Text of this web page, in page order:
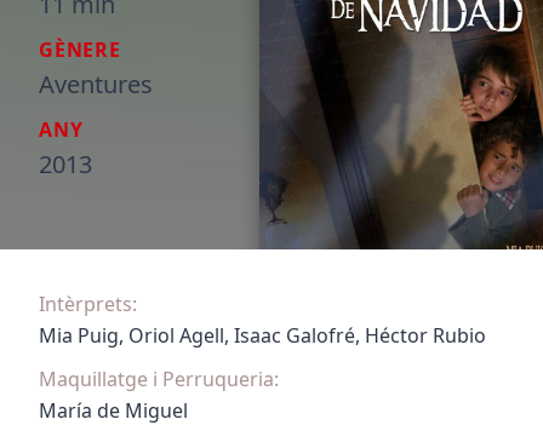
GÈNERE
Aventures
ANY
2013
Intèrprets:
Mia Puig, Oriol Agell, Isaac Galofré, Héctor Rubio
Maquillatge i Perruqueria:
María de Miguel